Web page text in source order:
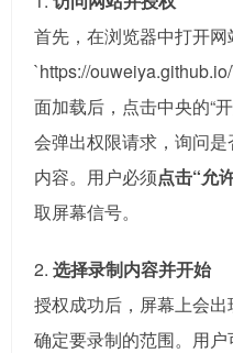
首先，在浏览器中打开网
`https://
面加载后，点击中央的“
会弹出权限请求，询问
内容。用户必须点击“允
取屏幕信号。
2. 选择录制内容并开始
授权成功后，屏幕上会
确定要录制的范围。用